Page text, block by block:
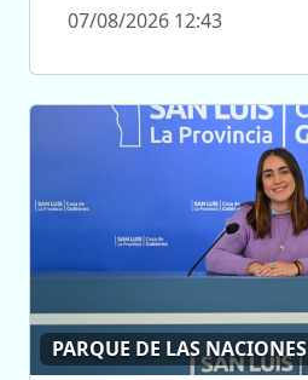
07/08/2026 12:43
PARQUE DE LAS NACIONES